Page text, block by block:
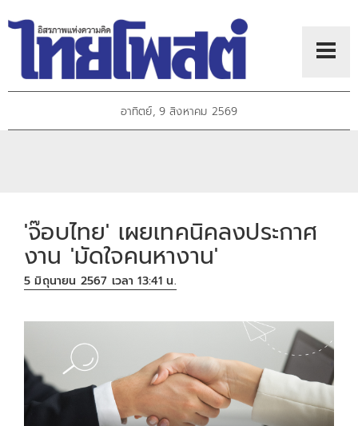
อาทิตย์, 9 สิงหาคม 2569
'จ๊อบไทย' เผยเทคนิคลงประกาศ
งาน 'มัดใจคนหางาน'
5 มิถุนายน 2567 เวลา 13:41 น.